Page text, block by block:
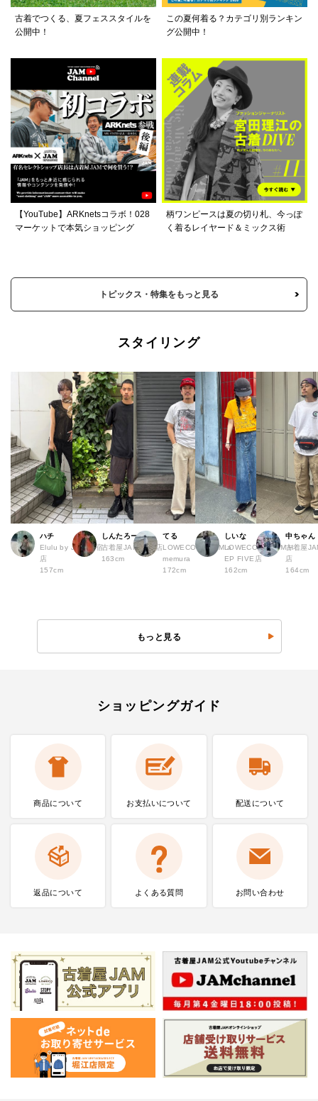
古着でつくる、夏フェススタイルを
公開中！
この夏何着る？カテゴリ別ランキン
グ公開中！
【YouTube】ARKnetsコラボ！028
マーケットで本気ショッピング
柄ワンピースは夏の切り札、今っぽ
く着るレイヤード＆ミックス術
トピックス・特集をもっと見る
スタイリング
ハチ
Elulu by JAM 原宿
店
157cm
しんたろー
古着屋JAM 仙台店
163cm
てる
LOWECO by JAM a
memura
172cm
しいな
LOWECO by JAM H
EP FIVE店
162cm
中ちゃん
古着屋
店
164cm
もっと見る
ショッピングガイド
商品について お支払いについて 配送について
返品について よくある質問 お問い合わせ